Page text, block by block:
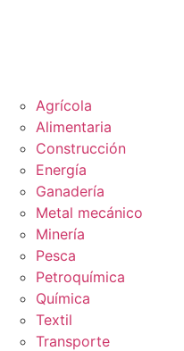
Agrícola
Alimentaria
Construcción
Energía
Ganadería
Metal mecánico
Minería
Pesca
Petroquímica
Química
Textil
Transporte